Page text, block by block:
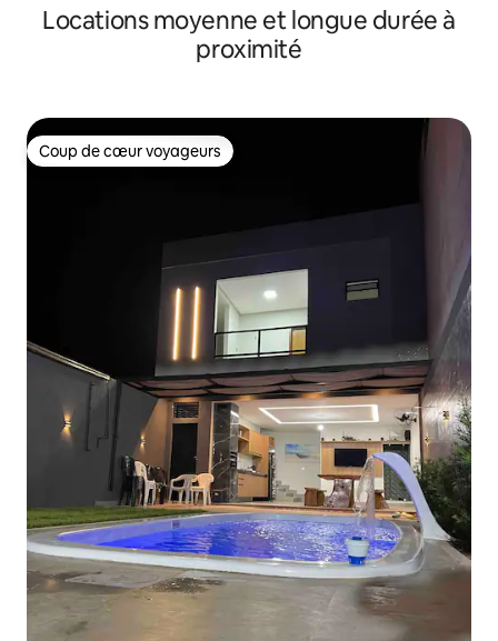
Locations moyenne et longue durée à
proximité
Coup de cœur voyageurs
Coup de cœur voyageurs